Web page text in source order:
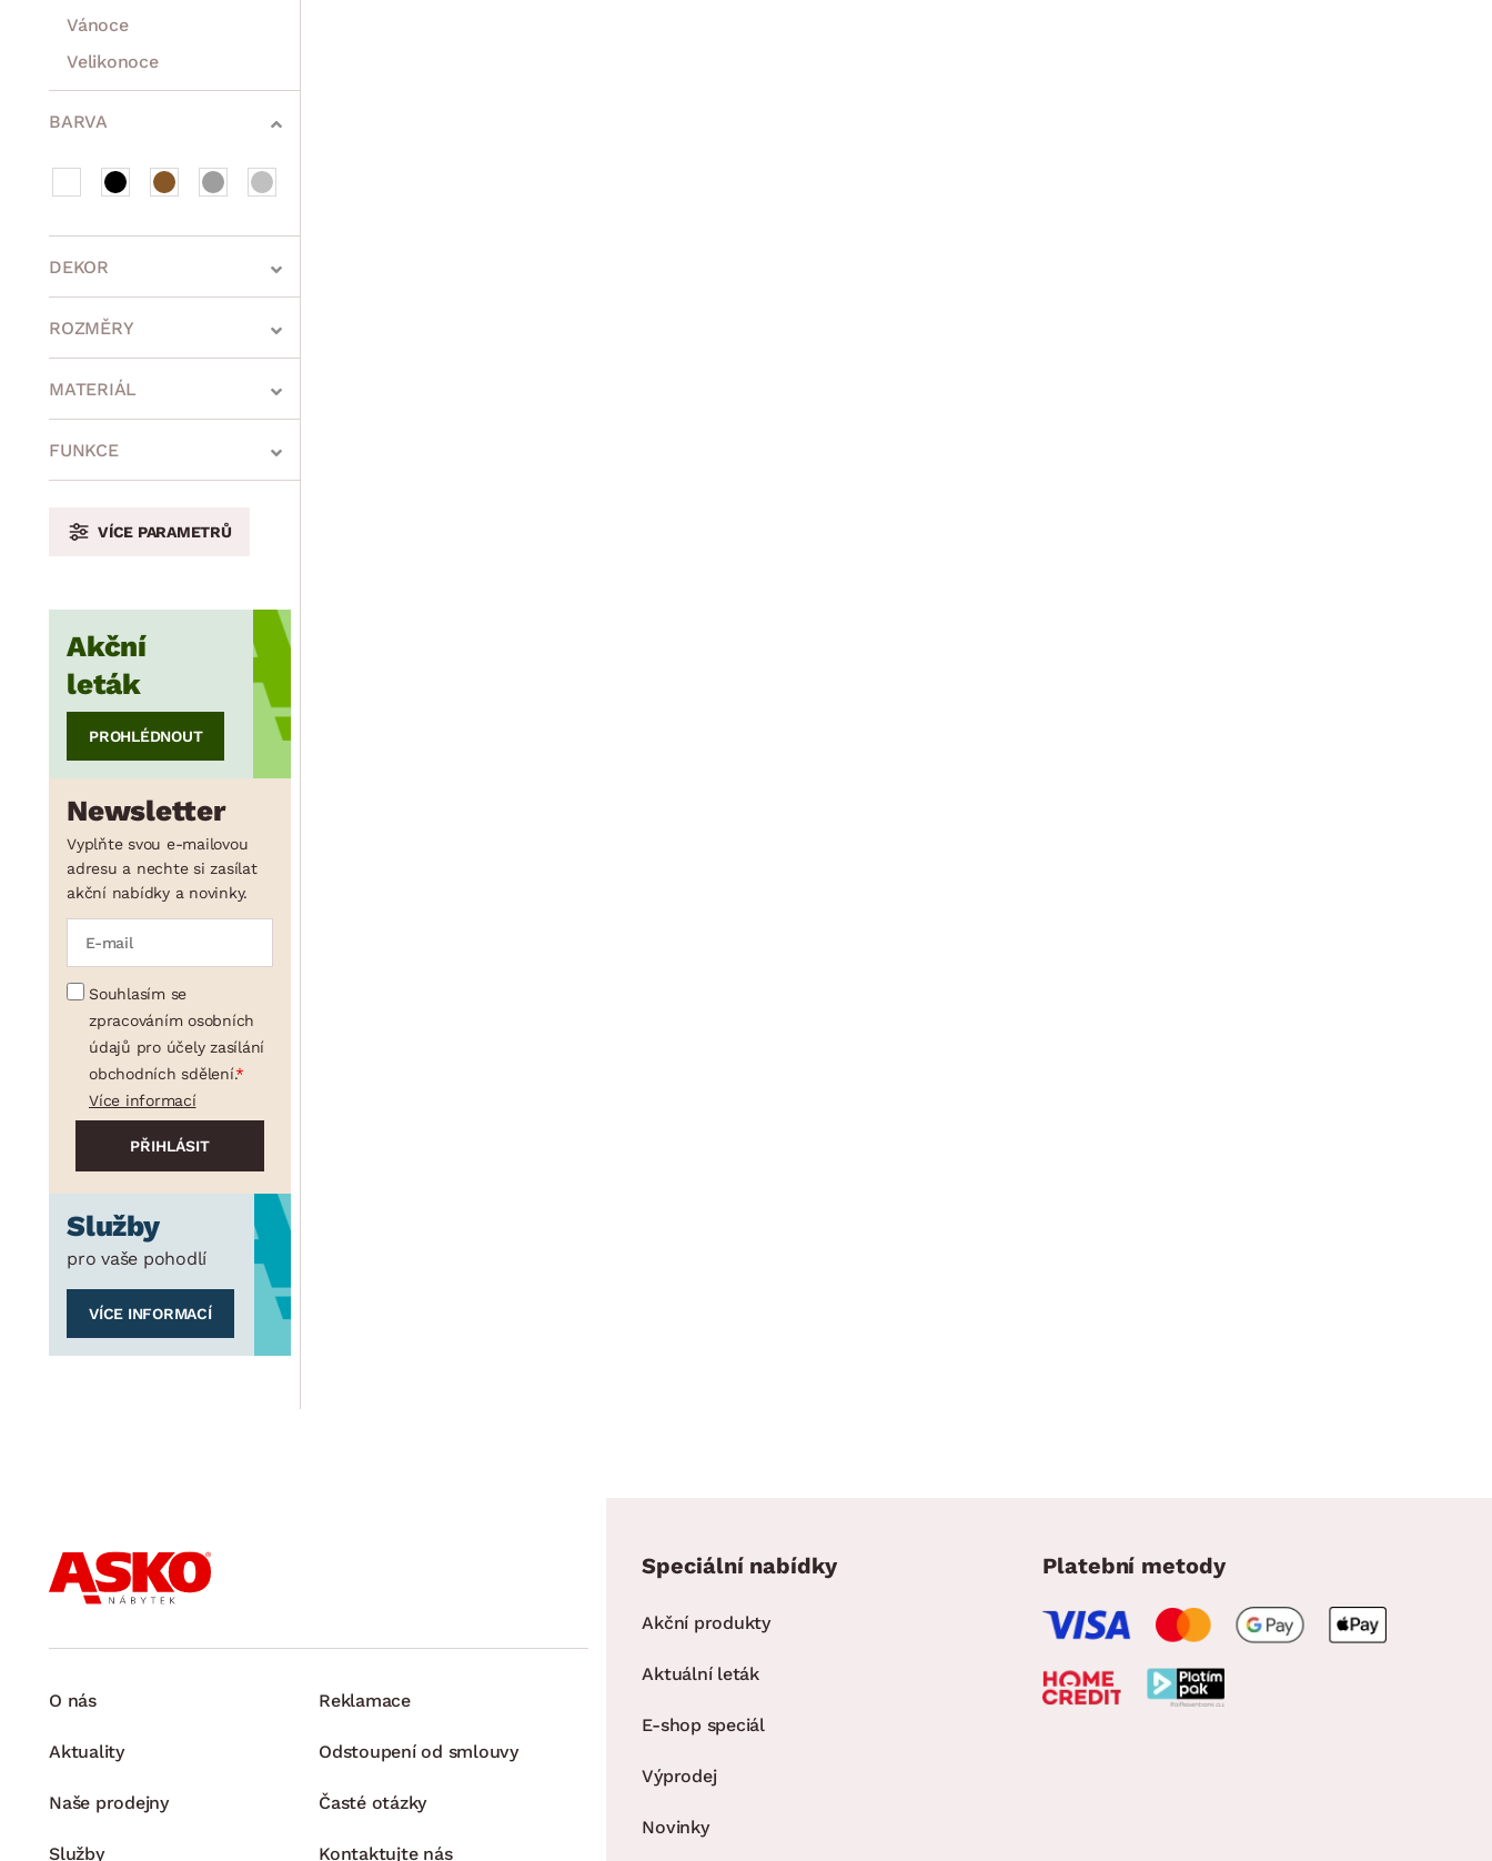
Vánoce
Velikonoce
Sedací soupravy a pohovky
Sestavy a stěny
Drobný nábytek
Spotřebiče
BARVA
DEKOR
ROZMĚRY
min.
min. cm max.
min. cm cm
MATERIÁL
FUNKCE
VÍCE PARAMETRŮ
Akční
leták
PROHLÉDNOUT
Newsletter
Vyplňte svou e-mailovou
adresu a nechte si zasílat
akční nabídky a novinky.
Souhlasím se
zpracováním osobních
údajů pro účely zasílání
obchodních sdělení.
Více informací
Služby
pro vaše pohodlí
VÍCE INFORMACÍ
O nás
Aktuality
Naše prodejny
Služby
Reklamace
Odstoupení od smlouvy
Časté otázky
Kontaktujte nás
Speciální nabídky
Akční produkty
Aktuální leták
E-shop speciál
Výprodej
Novinky
Platební metody